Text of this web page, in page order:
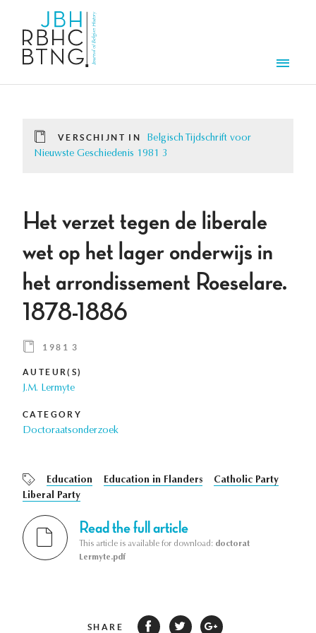
VERSCHIJNT IN
Belgisch Tijdschrift voor
Nieuwste Geschiedenis 1981 3
Het verzet tegen de liberale
wet op het lager onderwijs in
het arrondissement Roeselare.
1878-1886
1981 3
AUTEUR(S)
J.M. Lermyte
CATEGORY
Doctoraatsonderzoek
Education Education in Flanders
Catholic Party
Liberal Party
Read the full article
This article is available for download: doctorat
Lermyte.pdf
SHARE